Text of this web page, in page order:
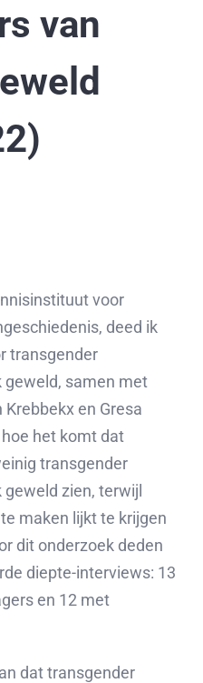
van
voor
deed ik
transgender
samen met
en Gresa
het komt dat
transgender
zien, terwijl
maken lijkt te krijgen
dit onderzoek deden
diepte-interviews: 13
en 12 met
dat transgender